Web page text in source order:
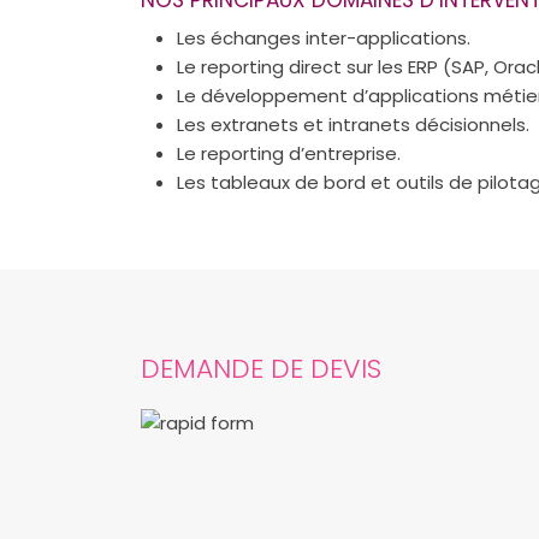
Les échanges inter-applications.
Le reporting direct sur les ERP (SAP,
Le développement d’applications
Les extranets et intranets décisionnels.
Le reporting d’entreprise.
Les tableaux de bord et outils de
DEMANDE DE DEVIS